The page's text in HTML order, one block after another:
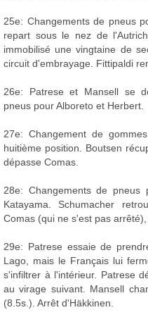
25e: Changements de pneus
repart sous le nez de
immobilisé une vingtaine de
circuit d'embrayage. Fittipaldi
26e: Patrese et Mansell se
pneus pour Alboreto et Herbert.
27e: Changement de
huitième position. Boutsen
dépasse Comas.
28e: Changements de pneus
Katayama. Schumacher
Comas (qui ne s'est pas arrêté),
29e: Patrese essaie de
Lago, mais le Français lui
s'infiltrer à l'intérieur. Patrese
au virage suivant. Mansell
(8.5s.). Arrêt d'Häkkinen.